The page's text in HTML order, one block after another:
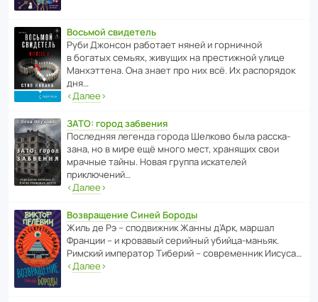
Восьмой свидетель
Руби Джонсон рабо­тает няней и горни­чной
в богатых семьях, живущих на прес­ти­жной улице
Манх­эт­тена. Она знает про них всё. Их распо­рядок
дня…
‹Далее›
ЗАТО: город забвения
После­дняя легенда города Шелково была расска­
зана, но в мире ещё много мест, хранящих свои
мрачные тайны. Новая группа иска­телей
приключений…
‹Далее›
Возвращение Синей Бороды
Жиль де Рэ – спод­ви­жник Жанны д’Арк, маршал
Франции – и кровавый серийный убийца-маньяк.
Римский импе­ратор Тиберий – совре­менник Иисуса…
‹Далее›